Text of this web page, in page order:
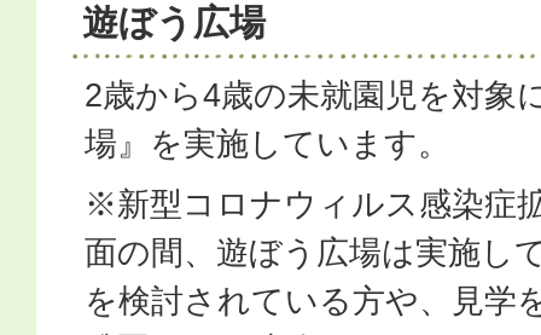
遊ぼう広場
2歳から4歳の未就園児を対象
場』を実施しています。
※新型コロナウィルス感染症
面の間、遊ぼう広場は実施し
を検討されている方や、見学